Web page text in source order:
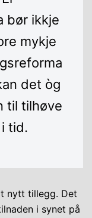
bør ikkje
mykje
det òg
til tilhøve
tid.
nytt tillegg. Det
i synet på